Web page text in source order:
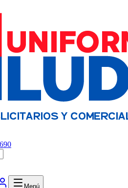
Menú